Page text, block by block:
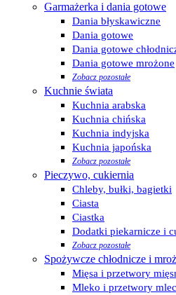
Garmażerka i dania gotowe
Dania błyskawiczne
Dania gotowe
Dania gotowe
Dania gotowe mrożone
Zobacz pozostałe
Kuchnie świata
Kuchnia arabska
Kuchnia chińska
Kuchnia indyjska
Kuchnia japońska
Zobacz pozostałe
Pieczywo, cukiernia
Chleby, bułki, bagietki
Ciasta
Ciastka
Dodatki piekarnicze i
Zobacz pozostałe
Spożywcze chłodnicze i
Mięsa i przetwory
Mleko i przetwory